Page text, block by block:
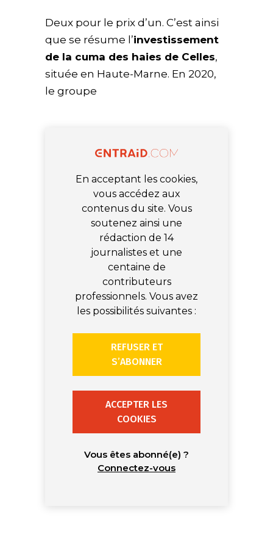
Deux pour le prix d’un. C’est ainsi
que se résume l’investissement
de la cuma des haies de Celles,
située en Haute-Marne. En 2020,
le groupe
En acceptant les cookies,
vous accédez aux
contenus du site. Vous
soutenez ainsi une
rédaction de 14
journalistes et une
centaine de
contributeurs
professionnels. Vous avez
les possibilités suivantes :
REFUSER ET
S’ABONNER
ACCEPTER LES
COOKIES
Vous êtes abonné(e) ?
Connectez-vous